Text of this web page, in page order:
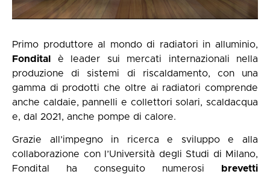
Primo produttore al mondo di radiatori in alluminio,
Fondital è leader sui mercati internazionali nella
produzione di sistemi di riscaldamento, con una
gamma di prodotti che oltre ai radiatori comprende
anche caldaie, pannelli e collettori solari, scaldacqua
e, dal 2021, anche pompe di calore.
Grazie all’impegno in ricerca e sviluppo e alla
collaborazione con l’Università degli Studi di Milano,
Fondital ha conseguito numerosi
brevetti